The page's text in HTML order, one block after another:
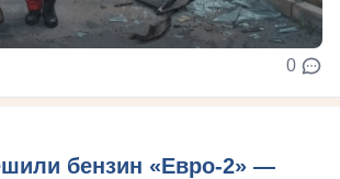
0
бензин «Евро-2» —